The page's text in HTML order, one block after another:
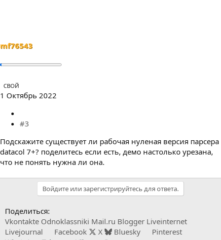
mf76543
СВОЙ
1 Октябрь 2022
#3
Подскажите существует ли рабочая нуленая версия парсера
datacol 7+? поделитесь если есть, демо настолько урезана,
что не понять нужна ли она.
Войдите или зарегистрируйтесь для ответа.
Поделиться:
Vkontakte Odnoklassniki Mail.ru Blogger Liveinternet
Livejournal
Facebook X Bluesky
Pinterest